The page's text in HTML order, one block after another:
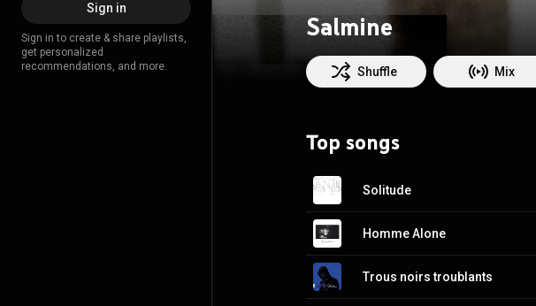
Sign in
Sign in to create & share playlists,
get personalized
recommendations, and more.
Salmine
Shuffle Mix
Top songs
Solitude
Homme Alone
Trous noirs troublants